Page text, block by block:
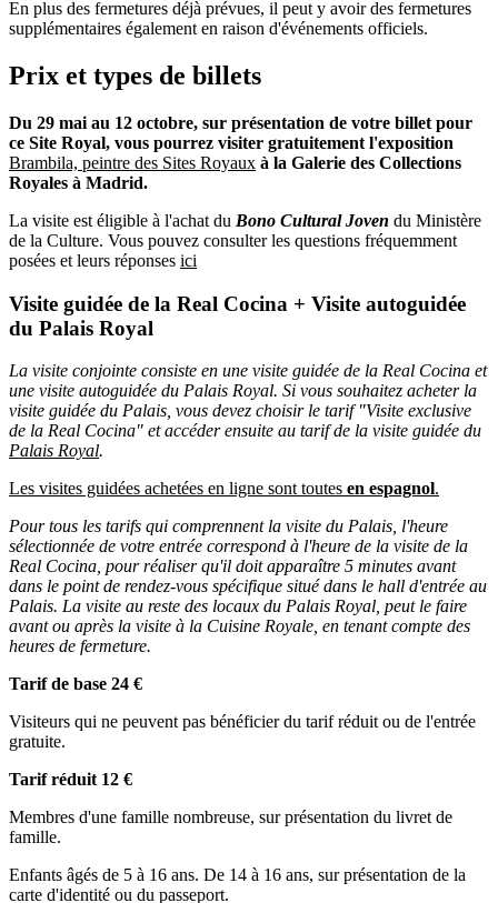
En plus des fermetures déjà prévues, il peut y avoir des fermetures
supplémentaires également en raison d'événements officiels.
Prix et types de billets
Du 29 mai au 12 octobre, sur présentation de votre billet pour
ce Site Royal, vous pourrez visiter gratuitement l'exposition
Brambila, peintre des Sites Royaux à la Galerie des Collections
Royales à Madrid.
La visite est éligible à l'achat du Bono Cultural Joven du Ministère
de la Culture. Vous pouvez consulter les questions fréquemment
posées et leurs réponses ici
Visite guidée de la Real Cocina + Visite autoguidée
du Palais Royal
La visite conjointe consiste en une visite guidée de la Real Cocina et
une visite autoguidée du Palais Royal. Si vous souhaitez acheter la
visite guidée du Palais, vous devez choisir le tarif "Visite exclusive
de la Real Cocina" et accéder ensuite au tarif de la visite guidée du
Palais Royal.
Les visites guidées achetées en ligne sont toutes en espagnol.
Pour tous les tarifs qui comprennent la visite du Palais, l'heure
sélectionnée de votre entrée correspond à l'heure de la visite de la
Real Cocina, pour réaliser qu'il doit apparaître 5 minutes avant
dans le point de rendez-vous spécifique situé dans le hall d'entrée au
Palais. La visite au reste des locaux du Palais Royal, peut le faire
avant ou après la visite à la Cuisine Royale, en tenant compte des
heures de fermeture.
Tarif de base 24 €
Visiteurs qui ne peuvent pas bénéficier du tarif réduit ou de l'entrée
gratuite.
Tarif réduit 12 €
Membres d'une famille nombreuse, sur présentation du livret de
famille.
Enfants âgés de 5 à 16 ans. De 14 à 16 ans, sur présentation de la
carte d'identité ou du passeport.